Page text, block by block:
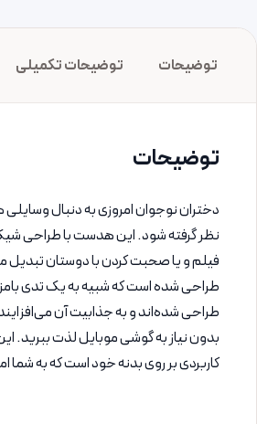
توضیحات توضیحات تکمیلی
توضیحات
نظر گرفته شود. این هدست با طراحی
طراحی شده است که شبیه به یک تدی
بدون نیاز به گوشی موبایل لذت ببرید.
کاربردی بر روی بدنه خود است که به